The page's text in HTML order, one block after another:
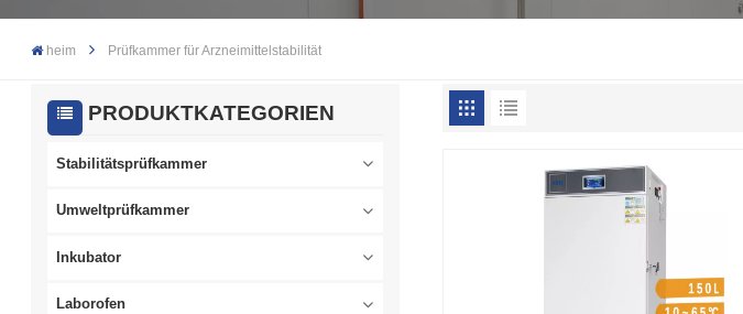
heim Prüfkammer für Arzneimittelstabilität
PRODUKTKATEGORIEN
Stabilitätsprüfkammer
Umweltprüfkammer
Inkubator
Laborofen